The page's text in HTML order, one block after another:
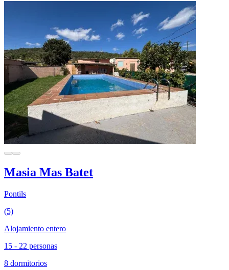
Masia Mas Batet
Pontils
(5)
Alojamiento entero
15 - 22 personas
8 dormitorios